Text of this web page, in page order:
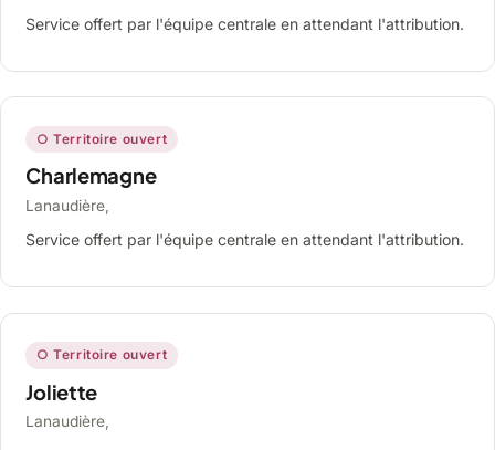
Service offert par l'équipe centrale en attendant l'attribution.
○ Territoire ouvert
Charlemagne
Lanaudière,
Service offert par l'équipe centrale en attendant l'attribution.
○ Territoire ouvert
Joliette
Lanaudière,